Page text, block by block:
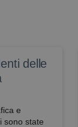
delle
e
sono state
con Wordpress.